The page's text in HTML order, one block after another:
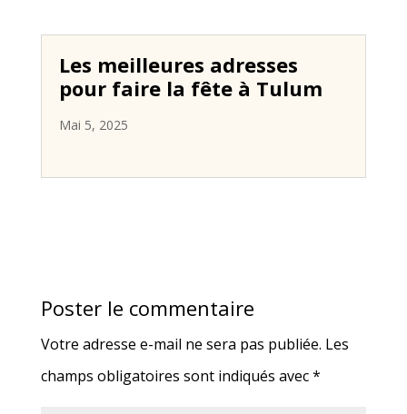
Les meilleures adresses
pour faire la fête à Tulum
Mai 5, 2025
Poster le commentaire
Votre adresse e-mail ne sera pas publiée. Les
champs obligatoires sont indiqués avec*